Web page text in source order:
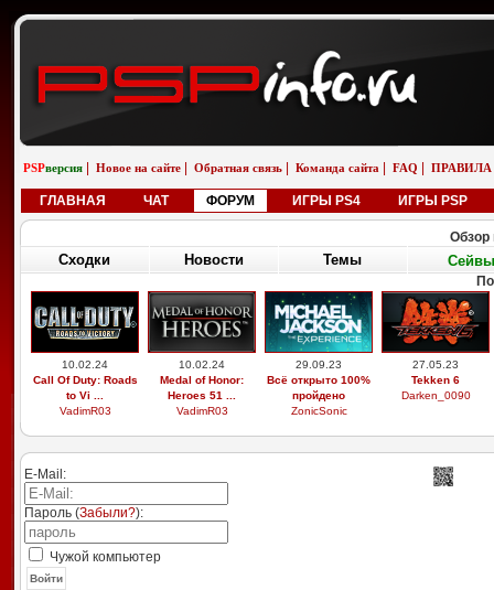
PSPверсия Новое на сайте Обратная связь Команда сайта FAQ ПРАВИЛА
ГЛАВНАЯ ЧАТ ФОРУМ ИГРЫ PS4 ИГРЫ PSP
Обзор
Сходки Новости Темы Сейвы
10.02.24
Call Of Duty: Roads
to Vi ...
VadimR03
10.02.24
Medal of Honor:
Heroes 51 ...
VadimR03
29.09.23
Всё открыто 100%
пройдено
ZonicSonic
27.05.23
Tekken 6
Darken_0090
E-Mail:
Пароль (Забыли?):
Чужой компьютер
Войти